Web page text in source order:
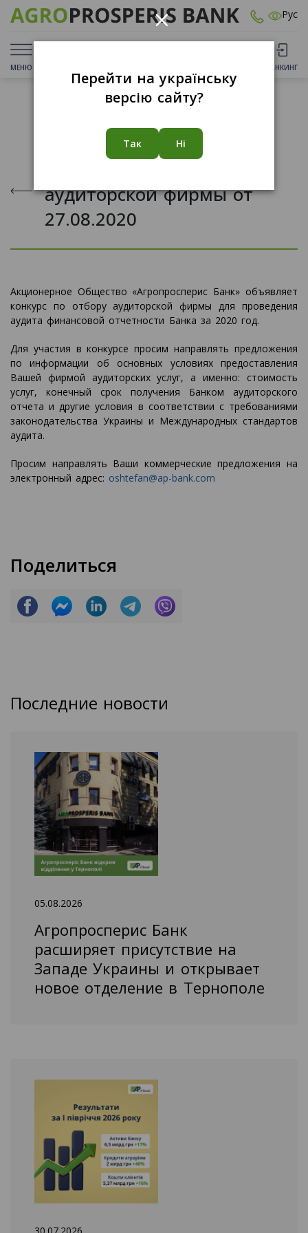
Рус
МЕНЮ БАНКИНГ
аудиторской фирмы от
27.08.2020
Акционерное Общество «Агропросперис Банк» объявляет
конкурс по отбору аудиторской фирмы для проведения
аудита финансовой отчетности Банка за 2020 год.
Для участия в конкурсе просим направлять предложения
по информации об основных условиях предоставления
Вашей фирмой аудиторских услуг, а именно: стоимость
услуг, конечный срок получения Банком аудиторского
отчета и другие условия в соответствии с требованиями
законодательства Украины и Международных стандартов
аудита.
Просим направлять Ваши коммерческие предложения на
электронный адрес: oshtefan@ap-bank.com
Поделиться
Последние новости
05.08.2026
Агропросперис Банк
расширяет присутствие на
Западе Украины и открывает
новое отделение в Тернополе
×
Перейти на українську
версію сайту?
Так Ні